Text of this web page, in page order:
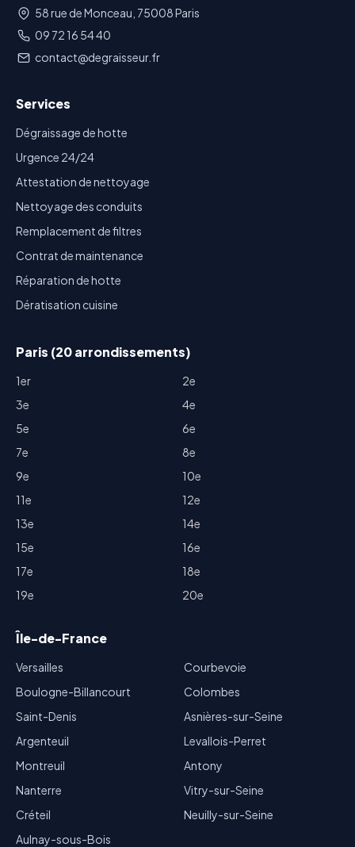
58 rue de Monceau, 75008 Paris
09 72 16 54 40
contact@degraisseur.fr
Services
Dégraissage de hotte
Urgence 24/24
Attestation de nettoyage
Nettoyage des conduits
Remplacement de filtres
Contrat de maintenance
Réparation de hotte
Dératisation cuisine
Paris (20 arrondissements)
1er
2e
3e
4e
5e
6e
7e
8e
9e
10e
11e
12e
13e
14e
15e
16e
17e
18e
19e
20e
Île-de-France
Versailles
Boulogne-Billancourt
Saint-Denis
Argenteuil
Montreuil
Nanterre
Créteil
Aulnay-sous-Bois
Courbevoie
Colombes
Asnières-sur-Seine
Levallois-Perret
Antony
Vitry-sur-Seine
Neuilly-sur-Seine